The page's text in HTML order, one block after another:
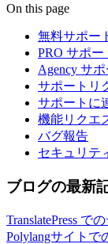
On this page
無料サポー
PRO サポー
Agency サポ
サポートリ
サポートに
機能リクエ
バグ報告
セキュリテ
ブログの最新
TranslatePress で
Polylangサイトで